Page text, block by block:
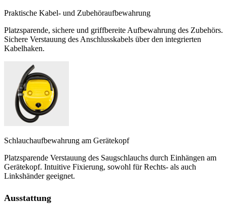
Praktische Kabel- und Zubehöraufbewahrung
Platzsparende, sichere und griffbereite Aufbewahrung des Zubehörs.
Sichere Verstauung des Anschlusskabels über den integrierten
Kabelhaken.
Schlauchaufbewahrung am Gerätekopf
Platzsparende Verstauung des Saugschlauchs durch Einhängen am
Gerätekopf. Intuitive Fixierung, sowohl für Rechts- als auch
Linkshänder geeignet.
Ausstattung